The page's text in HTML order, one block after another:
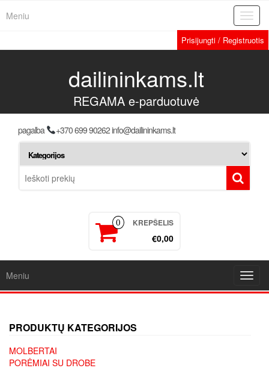
Meniu
Prisijungti / Registruotis
dailininkams.lt
REGAMA e-parduotuvė
pagalba +370 699 90262 info@dailininkams.lt
0 KREPŠELIS
€0,00
Meniu
PRODUKTŲ KATEGORIJOS
MOLBERTAI
PORĖMIAI SU DROBE